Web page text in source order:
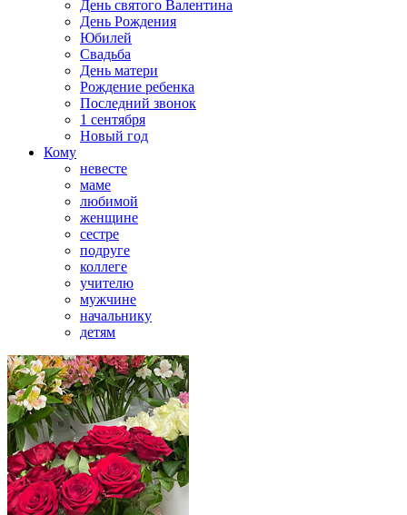
День святого Валентина
День Рождения
Юбилей
Свадьба
День матери
Рождение ребенка
Последний звонок
1 сентября
Новый год
Кому
невесте
маме
любимой
женщине
сестре
подруге
коллеге
учителю
мужчине
начальнику
детям